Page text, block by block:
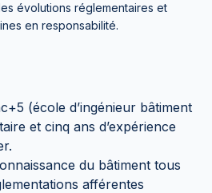
évolutions réglementaires et
en responsabilité.
(école d’ingénieur bâtiment
et cinq ans d’expérience
du bâtiment tous
afférentes